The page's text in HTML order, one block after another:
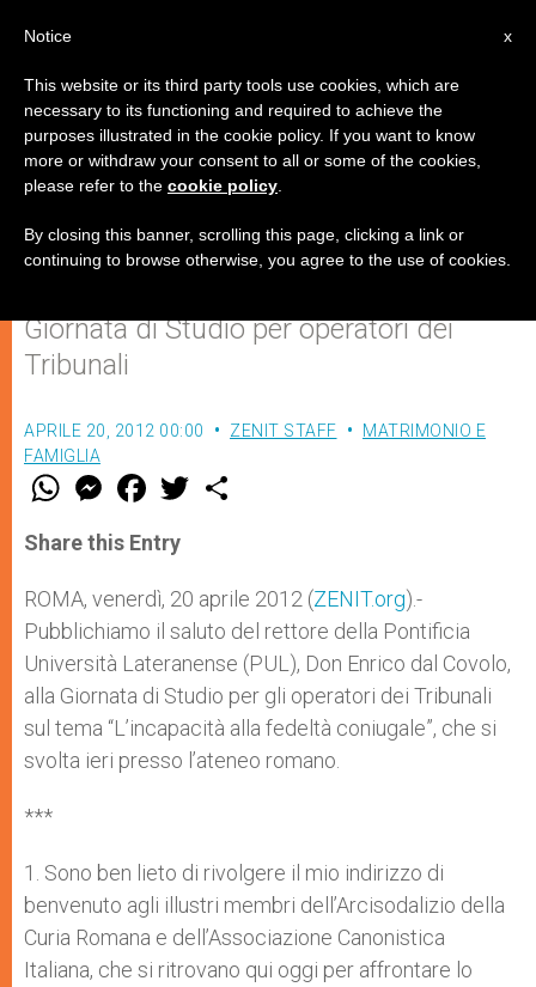
L'incapacità alla fedeltà
coniugale
Giornata di Studio per operatori dei
Tribunali
APRILE 20, 2012 00:00 ZENIT STAFF
MATRIMONIO E
FAMIGLIA
W
t
s
p
p
M
e
s
e
g
e
r
F
a
e
b
o
k
w
r
Share this Entry
ROMA, venerdì, 20 aprile 2012 (ZENIT.org).-
Pubblichiamo il saluto del rettore della Pontificia
Università Lateranense (PUL), Don Enrico dal Covolo,
alla Giornata di Studio per gli operatori dei Tribunali
sul tema “L’incapacità alla fedeltà coniugale”, che si
svolta ieri presso l’ateneo romano.
***
1. Sono ben lieto di rivolgere il mio indirizzo di
benvenuto agli illustri membri dell’Arcisodalizio della
Curia Romana e dell’Associazione Canonistica
Italiana, che si ritrovano qui oggi per affrontare lo
x
Notice
This website or its third party tools use cookies, which are
necessary to its functioning and required to achieve the
purposes illustrated in the cookie policy. If you want to know
more or withdraw your consent to all or some of the cookies,
please refer to the cookie policy
By closing this banner, scrolling this page, clicking a link or
continuing to browse otherwise, you agree to the use of cookies.